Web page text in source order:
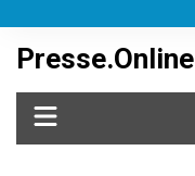
content
Presse.Online